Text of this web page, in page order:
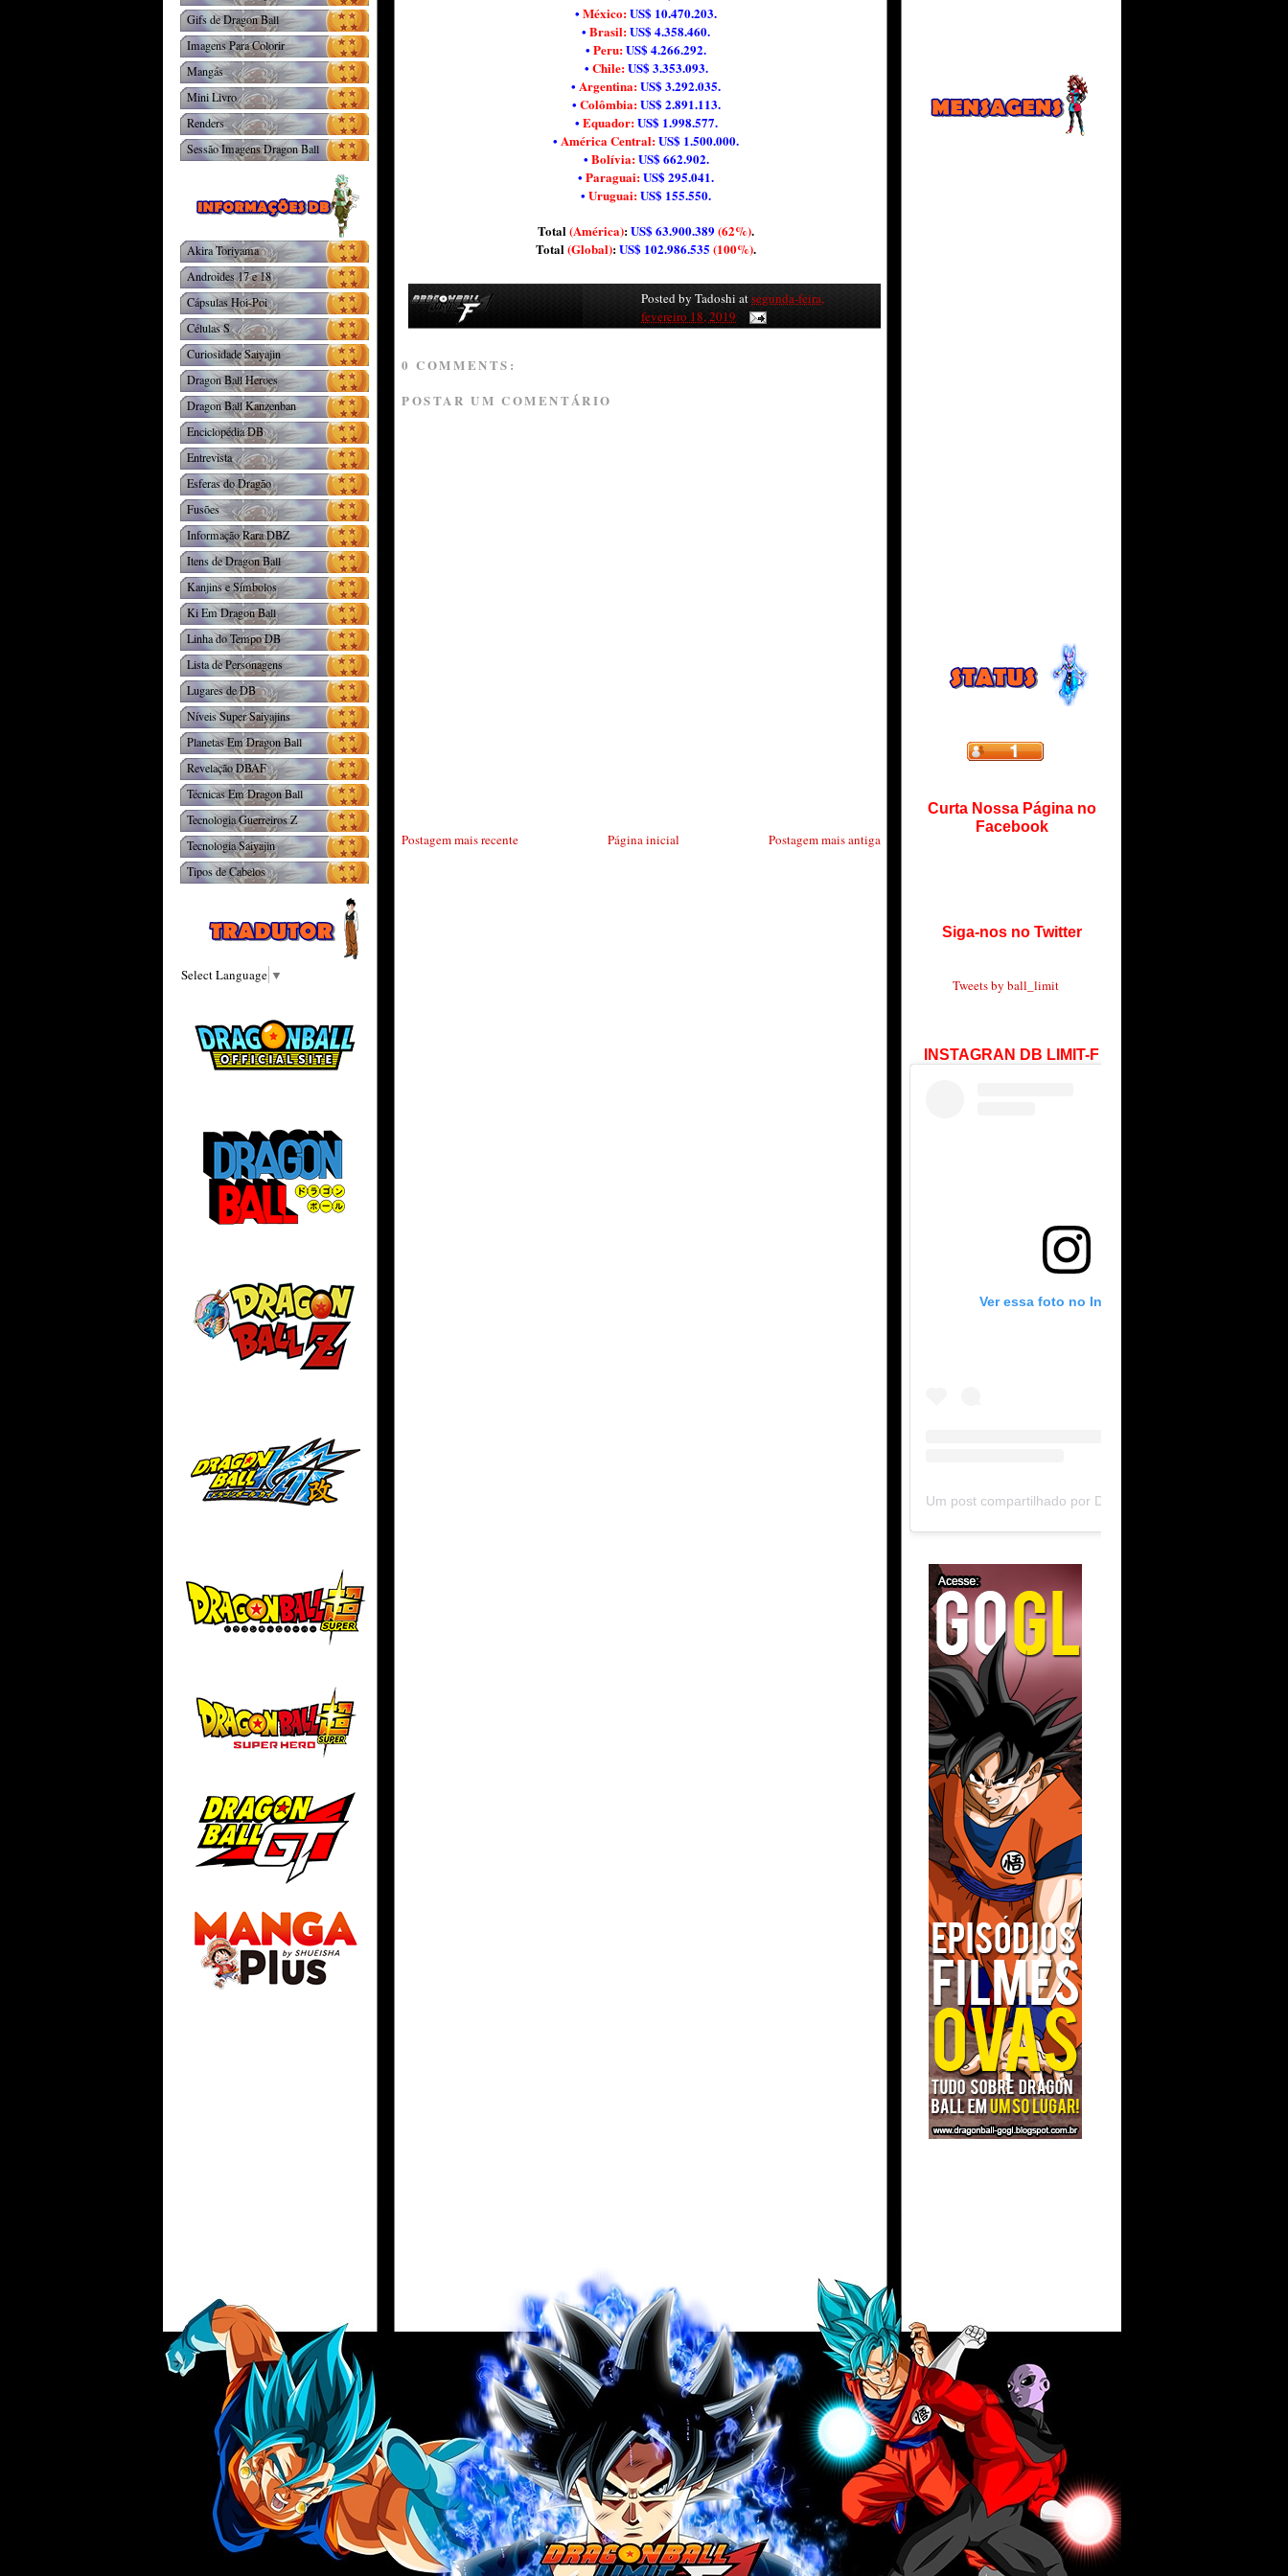
• México:US$ 10.470.203.
• Brasil:US$ 4.358.460.
• Peru:US$ 4.266.292.
• Chile:US$ 3.353.093.
• Argentina:US$ 3.292.035.
• Colômbia:US$ 2.891.113.
• Equador:US$ 1.998.577.
• América Central:US$ 1.500.000.
• Bolívia:US$ 662.902.
• Paraguai:US$ 295.041.
• Uruguai:US$ 155.550.
Total (América):US$ 63.900.389(62%).
Total (Global):US$ 102.986.535 (100%).
Posted by Tadoshi atsegunda-feira,
fevereiro 18, 2019
0 COMMENTS:
POSTAR UM COMENTÁRIO
Postagem mais recente Postagem mais antiga
Página inicial
Gifs de Dragon Ball
Imagens Para Colorir
Mangás
Mini Livro
Renders
Sessão Imagens Dragon Ball
Akira Toriyama
Androides 17 e 18
Cápsulas Hoi-Poi
Células S
Curiosidade Saiyajin
Dragon Ball Heroes
Dragon Ball Kanzenban
Enciclopédia DB
Entrevista
Esferas do Dragão
Fusões
Informação Rara DBZ
Itens de Dragon Ball
Kanjins e Símbolos
Ki Em Dragon Ball
Linha do Tempo DB
Lista de Personagens
Lugares de DB
Níveis Super Saiyajins
Planetas Em Dragon Ball
Revelação DBAF
Técnicas Em Dragon Ball
Tecnologia Guerreiros Z
Tecnologia Saiyajin
Tipos de Cabelos
Select Language ▼
Curta Nossa Página no
Facebook
Siga-nos no Twitter
Tweets by ball_limit
INSTAGRAN DB LIMIT-F
Ver essa foto no Instagram